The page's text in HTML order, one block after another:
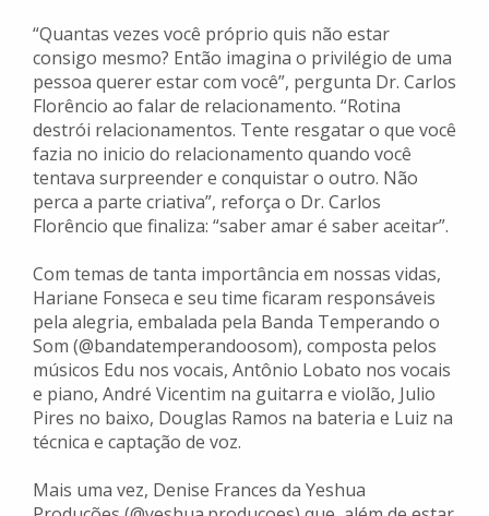
“Quantas vezes você próprio quis não estar
consigo mesmo? Então imagina o privilégio de uma
pessoa querer estar com você”, pergunta Dr. Carlos
Florêncio ao falar de relacionamento. “Rotina
destrói relacionamentos. Tente resgatar o que você
fazia no inicio do relacionamento quando você
tentava surpreender e conquistar o outro. Não
perca a parte criativa”, reforça o Dr. Carlos
Florêncio que finaliza: “saber amar é saber aceitar”.
Com temas de tanta importância em nossas vidas,
Hariane Fonseca e seu time ficaram responsáveis
pela alegria, embalada pela Banda Temperando o
Som (@bandatemperandoosom), composta pelos
músicos Edu nos vocais, Antônio Lobato nos vocais
e piano, André Vicentim na guitarra e violão, Julio
Pires no baixo, Douglas Ramos na bateria e Luiz na
técnica e captação de voz.
Mais uma vez, Denise Frances da Yeshua